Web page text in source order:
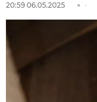
20:59 06.05.2025